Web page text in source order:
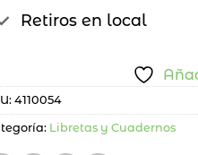
Retiros en local
4110054
Libretas y Cuadernos